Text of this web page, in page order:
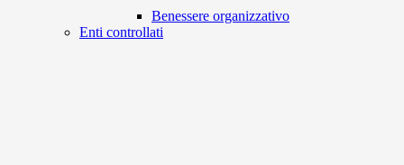
Benessere organizzativo
Enti controllati